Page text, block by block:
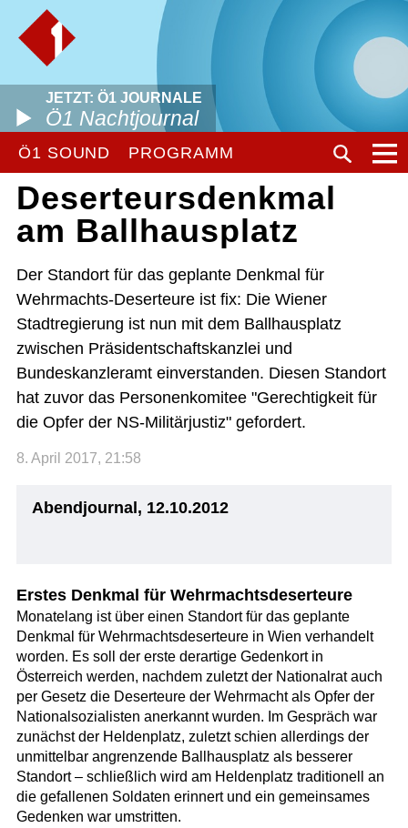
JETZT: Ö1 JOURNALE
Ö1 Nachtjournal
Ö1 SOUND PROGRAMM
Deserteursdenkmal
am Ballhausplatz
Der Standort für das geplante Denkmal für
Wehrmachts-Deserteure ist fix: Die Wiener
Stadtregierung ist nun mit dem Ballhausplatz
zwischen Präsidentschaftskanzlei und
Bundeskanzleramt einverstanden. Diesen Standort
hat zuvor das Personenkomitee "Gerechtigkeit für
die Opfer der NS-Militärjustiz" gefordert.
8. April 2017, 21:58
Abendjournal, 12.10.2012
Erstes Denkmal für Wehrmachtsdeserteure
Monatelang ist über einen Standort für das geplante
Denkmal für Wehrmachtsdeserteure in Wien verhandelt
worden. Es soll der erste derartige Gedenkort in
Österreich werden, nachdem zuletzt der Nationalrat auch
per Gesetz die Deserteure der Wehrmacht als Opfer der
Nationalsozialisten anerkannt wurden. Im Gespräch war
zunächst der Heldenplatz, zuletzt schien allerdings der
unmittelbar angrenzende Ballhausplatz als besserer
Standort – schließlich wird am Heldenplatz traditionell an
die gefallenen Soldaten erinnert und ein gemeinsames
Gedenken war umstritten.